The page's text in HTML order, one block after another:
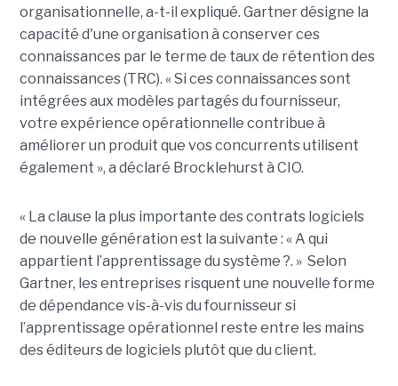
organisationnelle, a-t-il expliqué. Gartner désigne la
capacité d'une organisation à conserver ces
connaissances par le terme de taux de rétention des
connaissances (TRC). « Si ces connaissances sont
intégrées aux modèles partagés du fournisseur,
votre expérience opérationnelle contribue à
améliorer un produit que vos concurrents utilisent
également », a déclaré Brocklehurst à CIO.
« La clause la plus importante des contrats logiciels
de nouvelle génération est la suivante : « A qui
appartient l’apprentissage du système ?. » Selon
Gartner, les entreprises risquent une nouvelle forme
de dépendance vis-à-vis du fournisseur si
l’apprentissage opérationnel reste entre les mains
des éditeurs de logiciels plutôt que du client.